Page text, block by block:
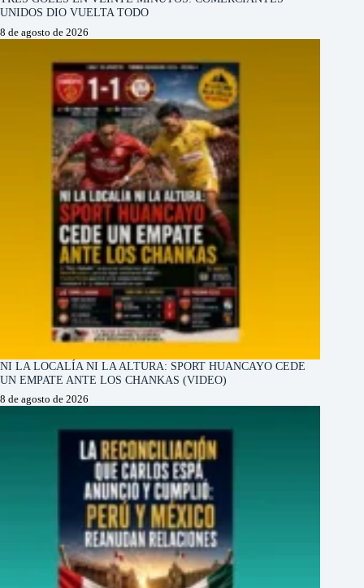
UNIDOS DIO VUELTA TODO
8 de agosto de 2026
NI LA LOCALÍA NI LA ALTURA: SPORT HUANCAYO CEDE
UN EMPATE ANTE LOS CHANKAS (VIDEO)
8 de agosto de 2026